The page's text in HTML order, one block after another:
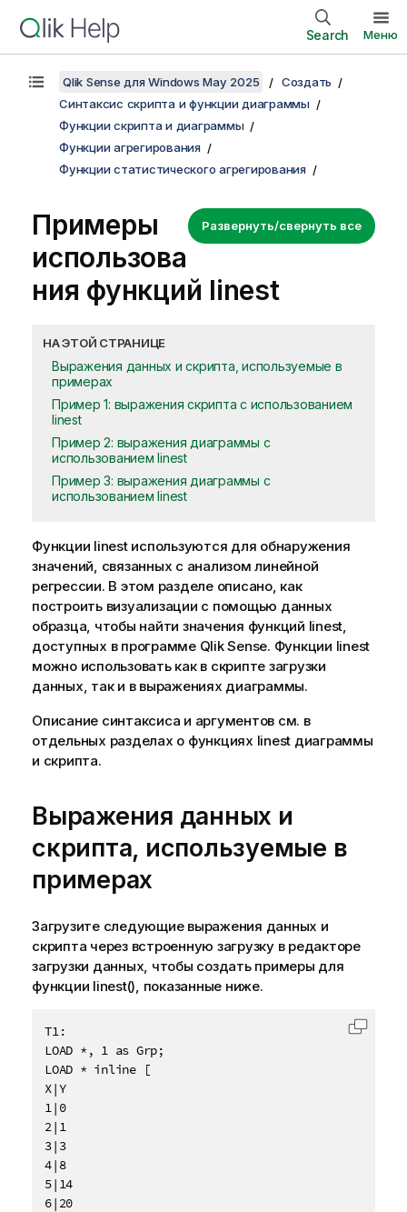
Search Меню
Qlik Sense для Windows May 2025
Создать
Синтаксис скрипта и функции диаграммы
Функции скрипта и диаграммы
Функции агрегирования
Функции статистического агрегирования
Развернуть/свернуть все
Примеры
использова
ния функций linest
НА ЭТОЙ СТРАНИЦЕ
Выражения данных и скрипта, используемые в
примерах
Пример 1: выражения скрипта с использованием
linest
Пример 2: выражения диаграммы с
использованием linest
Пример 3: выражения диаграммы с
использованием linest
Функции linestиспользуются для обнаружения
значений, связанных с анализом линейной
регрессии. В этом разделе описано, как
построить визуализации с помощью данных
образца, чтобы найти значения функций linest,
доступных в программе Qlik Sense. Функции linest
можно использовать как в скрипте загрузки
данных, так и в выражениях диаграммы.
Описание синтаксиса и аргументов см. в
отдельных разделах о функциях linest диаграммы
и скрипта.
Выражения данных и
скрипта, используемые в
примерах
Загрузите следующие выражения данных и
скрипта через встроенную загрузку в редакторе
загрузки данных, чтобы создать примеры для
функции linest(), показанные ниже.
T1:
LOAD *, 1 as Grp;
LOAD * inline [
X|Y
1|0
2|1
3|3
4|8
5|14
6|20